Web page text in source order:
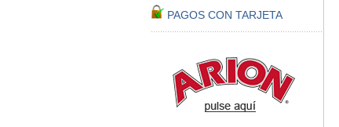
PAGOS CON TARJETA